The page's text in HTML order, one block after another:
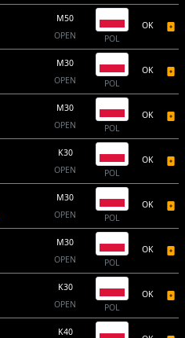
M50
OPEN
POL
OK
M30
OPEN
POL
OK
M30
OPEN
POL
OK
K30
OPEN
POL
OK
M30
OPEN
POL
OK
M30
OPEN
POL
OK
K30
OPEN
POL
OK
K40